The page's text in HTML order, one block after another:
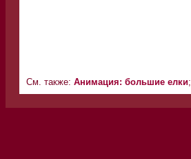
См. также: Анимация: большие елки;